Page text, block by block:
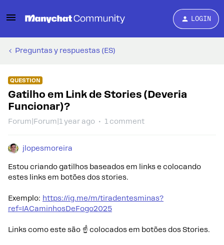
LOGIN
Preguntas y respuestas (ES)
QUESTION
Gatilho em Link de Stories (Deveria
Funcionar)?
Forum|Forum|1 year ago 1 comment
jlopesmoreira
Estou criando gatilhos baseados em links e colocando
estes links em botões dos stories.
Exemplo: https://ig.me/m/tiradentesminas?
ref=IACaminhosDeFogo2025
Links como este são ☝ colocados em botões dos Stories.